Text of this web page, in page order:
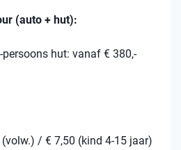
(auto + hut):
hut: vanaf € 380,-
/ € 7,50 (kind 4-15 jaar)